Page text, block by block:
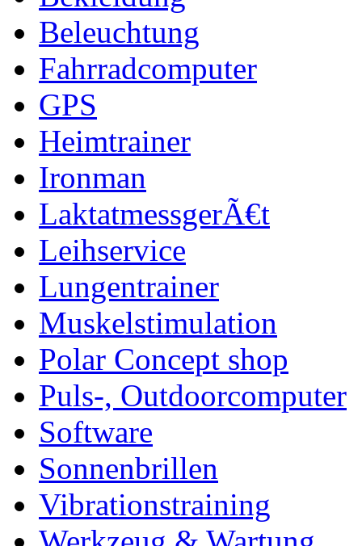
Beleuchtung
Fahrradcomputer
GPS
Heimtrainer
Ironman
LaktatmessgerÃ€t
Leihservice
Lungentrainer
Muskelstimulation
Polar Concept shop
Puls-, Outdoorcomputer
Software
Sonnenbrillen
Vibrationstraining